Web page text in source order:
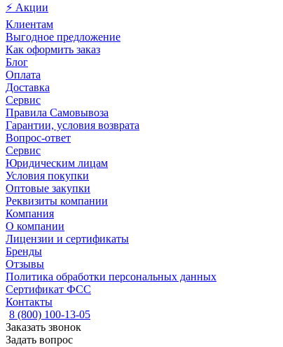
⚡ Акции
Клиентам
Выгодное предложение
Как оформить заказ
Блог
Оплата
Доставка
Сервис
Правила Самовывоза
Гарантии, условия возврата
Вопрос-ответ
Сервис
Юридическим лицам
Условия покупки
Оптовые закупки
Реквизиты компании
Компания
О компании
Лицензии и сертификаты
Бренды
Отзывы
Политика обработки персональных данных
Сертификат ФСС
Контакты
8 (800) 100-13-05
Заказать звонок
Задать вопрос